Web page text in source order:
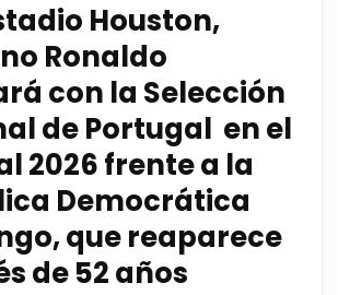
Houston,
Ronaldo
con la Selección
de Portugal en el
2026 frente a la
Democrática
que reaparece
de 52 años